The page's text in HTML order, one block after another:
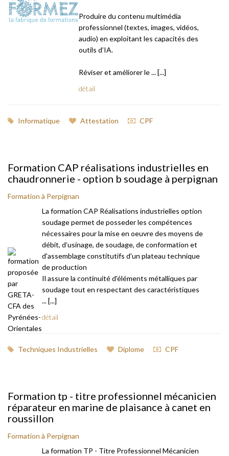
Produire du contenu multimédia
professionnel (textes, images, vidéos,
audio) en exploitant les capacités des
outils d’IA.
Réviser et améliorer le ... [...]
détail
Informatique Attestation CPF
Formation CAP réalisations industrielles en
chaudronnerie - option b soudage à perpignan
Formation à Perpignan
La formation CAP Réalisations industrielles option
soudage permet de posseder les compétences
nécessaires pour la mise en oeuvre des moyens de
débit, d’usinage, de soudage, de conformation et
d'assemblage constitutifs d'un plateau technique
de production
Il assure la continuité d'éléments métalliques par
soudage tout en respectant des caractéristiques
... [...]
détail
Techniques Industrielles Diplome CPF
Formation tp - titre professionnel mécanicien
réparateur en marine de plaisance à canet en
roussillon
Formation à Perpignan
La formation TP - Titre Professionnel Mécanicien